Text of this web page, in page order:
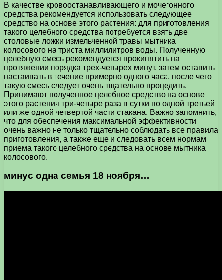
В качестве кровоостанавливающего и мочегонного
средства рекомендуется использовать следующее
средство на основе этого растения: для приготовления
такого целебного средства потребуется взять две
столовые ложки измельченной травы мытника
колосового на триста миллилитров воды. Полученную
целебную смесь рекомендуется прокипятить на
протяжении порядка трех-четырех минут, затем оставить
настаивать в течение примерно одного часа, после чего
такую смесь следует очень тщательно процедить.
Принимают полученное целебное средство на основе
этого растения три-четыре раза в сутки по одной третьей
или же одной четвертой части стакана. Важно запомнить,
что для обеспечения максимальной эффективности
очень важно не только тщательно соблюдать все правила
приготовления, а также еще и следовать всем нормам
приема такого целебного средства на основе мытника
колосового.
минус одна семья 18 ноября…